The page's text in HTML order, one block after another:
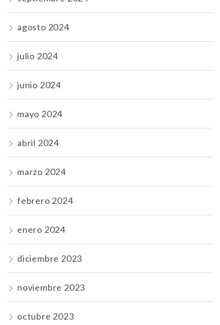
agosto 2024
julio 2024
junio 2024
mayo 2024
abril 2024
marzo 2024
febrero 2024
enero 2024
diciembre 2023
noviembre 2023
octubre 2023